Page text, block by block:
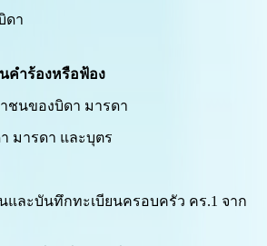
ดา
คำร้องหรือฟ้อง
ชนของบิดา มารดา
มารดา และบุตร
และบันทึกทะเบียนครอบครัว คร.1 จาก